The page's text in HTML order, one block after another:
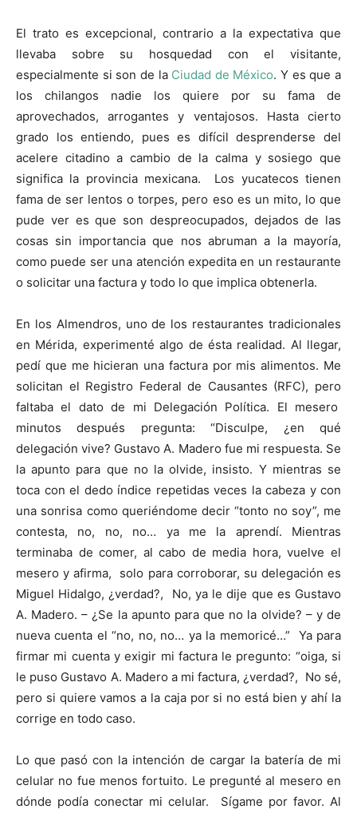
El trato es excepcional, contrario a la expectativa que
llevaba sobre su hosquedad con el visitante,
especialmente si son de la Ciudad de México. Y es que a
los chilangos nadie los quiere por su fama de
aprovechados, arrogantes y ventajosos. Hasta cierto
grado los entiendo, pues es difícil desprenderse del
acelere citadino a cambio de la calma y sosiego que
significa la provincia mexicana. Los yucatecos tienen
fama de ser lentos o torpes, pero eso es un mito, lo que
pude ver es que son despreocupados, dejados de las
cosas sin importancia que nos abruman a la mayoría,
como puede ser una atención expedita en un restaurante
o solicitar una factura y todo lo que implica obtenerla.
En los Almendros, uno de los restaurantes tradicionales
en Mérida, experimenté algo de ésta realidad. Al llegar,
pedí que me hicieran una factura por mis alimentos. Me
solicitan el Registro Federal de Causantes (RFC), pero
faltaba el dato de mi Delegación Política. El mesero
minutos después pregunta: “Disculpe, ¿en qué
delegación vive? Gustavo A. Madero fue mi respuesta. Se
la apunto para que no la olvide, insisto. Y mientras se
toca con el dedo índice repetidas veces la cabeza y con
una sonrisa como queriéndome decir “tonto no soy”, me
contesta, no, no, no… ya me la aprendí. Mientras
terminaba de comer, al cabo de media hora, vuelve el
mesero y afirma, solo para corroborar, su delegación es
Miguel Hidalgo, ¿verdad?, No, ya le dije que es Gustavo
A. Madero. – ¿Se la apunto para que no la olvide? – y de
nueva cuenta el “no, no, no… ya la memoricé…” Ya para
firmar mi cuenta y exigir mi factura le pregunto: “oiga, si
le puso Gustavo A. Madero a mi factura, ¿verdad?, No sé,
pero si quiere vamos a la caja por si no está bien y ahí la
corrige en todo caso.
Lo que pasó con la intención de cargar la batería de mi
celular no fue menos fortuito. Le pregunté al mesero en
dónde podía conectar mi celular. Sígame por favor. Al